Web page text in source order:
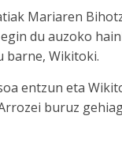
Mariaren
du auzoko
barne, Wikitoki.
entzun eta
buruz